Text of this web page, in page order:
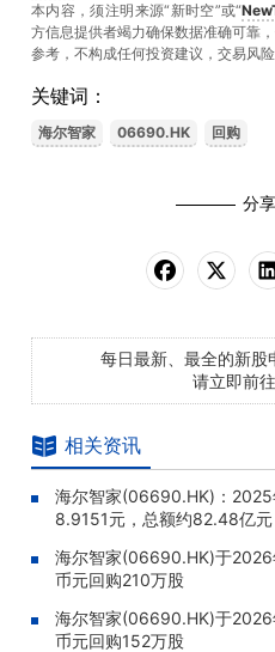
本内容，须注明来源“新时空”或“
方信息提供者竭力确保数据准确可靠
参考，不构成任何投资建议，交易风险
关键词：
海尔智家 06690.HK 回购
分
每日最新、最全的新股
请立即前
相关资讯
海尔智家(06690.HK)：2025
8.9151元，总额约82.48亿元
海尔智家(06690.HK)于
币元回购210万股
海尔智家(06690.HK)于
币元回购152万股